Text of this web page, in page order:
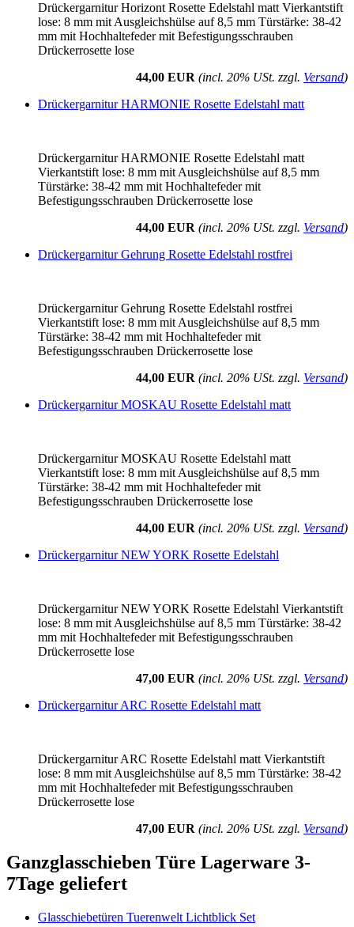
Drückergarnitur Horizont Rosette Edelstahl matt Vierkantstift
lose: 8 mm mit Ausgleichshülse auf 8,5 mm Türstärke: 38-42
mm mit Hochhaltefeder mit Befestigungsschrauben
Drückerrosette lose
44,00 EUR (incl. 20% USt. zzgl. Versand)
Drückergarnitur HARMONIE Rosette Edelstahl matt
Drückergarnitur HARMONIE Rosette Edelstahl matt
Vierkantstift lose: 8 mm mit Ausgleichshülse auf 8,5 mm
Türstärke: 38-42 mm mit Hochhaltefeder mit
Befestigungsschrauben Drückerrosette lose
44,00 EUR (incl. 20% USt. zzgl. Versand)
Drückergarnitur Gehrung Rosette Edelstahl rostfrei
Drückergarnitur Gehrung Rosette Edelstahl rostfrei
Vierkantstift lose: 8 mm mit Ausgleichshülse auf 8,5 mm
Türstärke: 38-42 mm mit Hochhaltefeder mit
Befestigungsschrauben Drückerrosette lose
44,00 EUR (incl. 20% USt. zzgl. Versand)
Drückergarnitur MOSKAU Rosette Edelstahl matt
Drückergarnitur MOSKAU Rosette Edelstahl matt
Vierkantstift lose: 8 mm mit Ausgleichshülse auf 8,5 mm
Türstärke: 38-42 mm mit Hochhaltefeder mit
Befestigungsschrauben Drückerrosette lose
44,00 EUR (incl. 20% USt. zzgl. Versand)
Drückergarnitur NEW YORK Rosette Edelstahl
Drückergarnitur NEW YORK Rosette Edelstahl Vierkantstift
lose: 8 mm mit Ausgleichshülse auf 8,5 mm Türstärke: 38-42
mm mit Hochhaltefeder mit Befestigungsschrauben
Drückerrosette lose
47,00 EUR (incl. 20% USt. zzgl. Versand)
Drückergarnitur ARC Rosette Edelstahl matt
Drückergarnitur ARC Rosette Edelstahl matt Vierkantstift
lose: 8 mm mit Ausgleichshülse auf 8,5 mm Türstärke: 38-42
mm mit Hochhaltefeder mit Befestigungsschrauben
Drückerrosette lose
47,00 EUR (incl. 20% USt. zzgl. Versand)
Ganzglasschieben Türe Lagerware 3-
7Tage geliefert
Glasschiebetüren Tuerenwelt Lichtblick Set